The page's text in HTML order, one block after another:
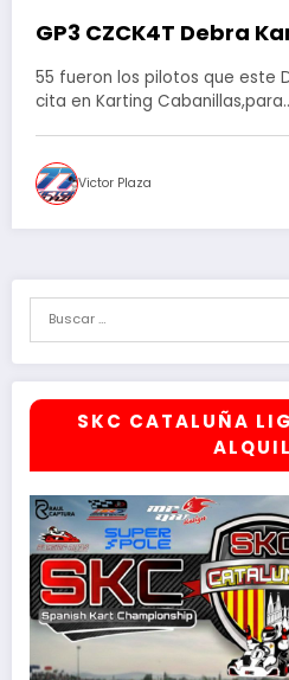
GP3 CZCK4T Debra
55 fueron los pilotos que este
cita en Karting
Victor Plaza
SKC CATALUÑA